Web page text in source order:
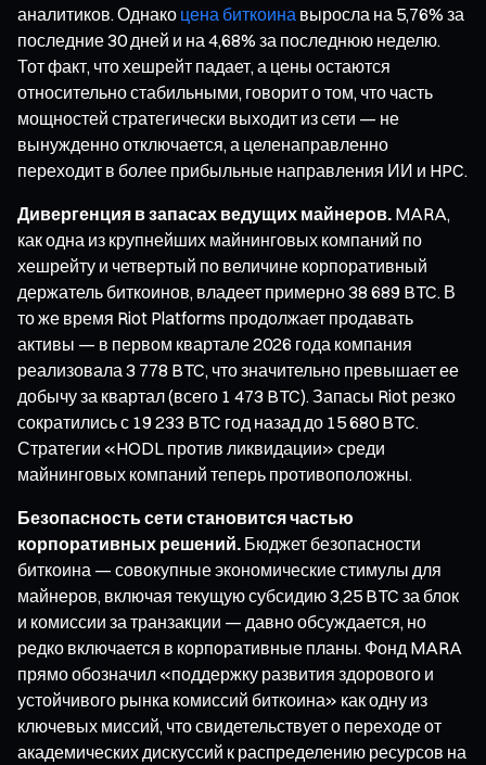
аналитиков. Однако цена биткоина выросла на 5,76% за
последние 30 дней и на 4,68% за последнюю неделю.
Тот факт, что хешрейт падает, а цены остаются
относительно стабильными, говорит о том, что часть
мощностей стратегически выходит из сети — не
вынужденно отключается, а целенаправленно
переходит в более прибыльные направления ИИ и HPC.
Дивергенция в запасах ведущих майнеров. MARA,
как одна из крупнейших майнинговых компаний по
хешрейту и четвертый по величине корпоративный
держатель биткоинов, владеет примерно 38 689 BTC. В
то же время Riot Platforms продолжает продавать
активы — в первом квартале 2026 года компания
реализовала 3 778 BTC, что значительно превышает ее
добычу за квартал (всего 1 473 BTC). Запасы Riot резко
сократились с 19 233 BTC год назад до 15 680 BTC.
Стратегии «HODL против ликвидации» среди
майнинговых компаний теперь противоположны.
Безопасность сети становится частью
корпоративных решений. Бюджет безопасности
биткоина — совокупные экономические стимулы для
майнеров, включая текущую субсидию 3,25 BTC за блок
и комиссии за транзакции — давно обсуждается, но
редко включается в корпоративные планы. Фонд MARA
прямо обозначил «поддержку развития здорового и
устойчивого рынка комиссий биткоина» как одну из
ключевых миссий, что свидетельствует о переходе от
академических дискуссий к распределению ресурсов на